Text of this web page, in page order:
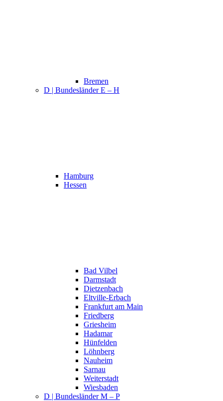
Bremen
D | Bundesländer E – H
Hamburg
Hessen
Bad Vilbel
Darmstadt
Dietzenbach
Eltville-Erbach
Frankfurt am Main
Friedberg
Griesheim
Hadamar
Hünfelden
Löhnberg
Nauheim
Sarnau
Weiterstadt
Wiesbaden
D | Bundesländer M – P